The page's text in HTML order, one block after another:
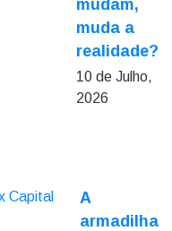
mudam,
muda a
realidade?
10 de Julho,
2026
A
armadilha